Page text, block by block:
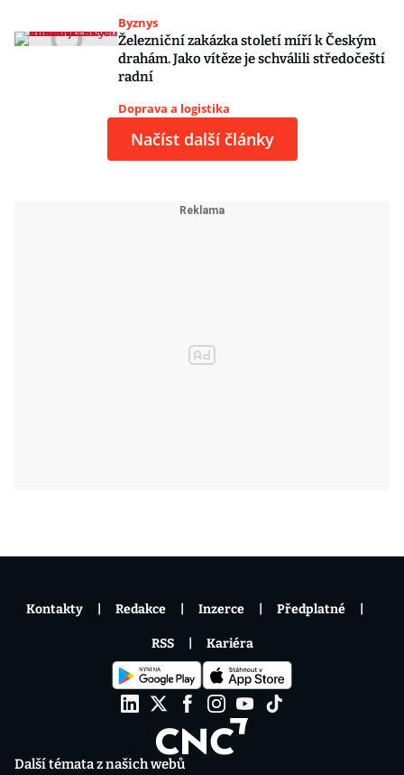
Byznys
Železniční zakázka století míří k Českým
drahám. Jako vítěze je schválili středočeští
radní
Doprava a logistika
Načíst další články
Další témata z našich webů
Kontakty Redakce Inzerce Předplatné
RSS Kariéra